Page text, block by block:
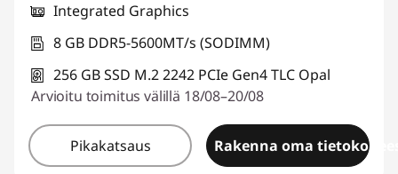
Integrated Graphics
8 GB DDR5-5600MT/s (SODIMM)
256 GB SSD M.2 2242 PCIe Gen4 TLC Opal
Arvioitu toimitus välillä 18/08–20/08
Pikakatsaus Rakenna oma